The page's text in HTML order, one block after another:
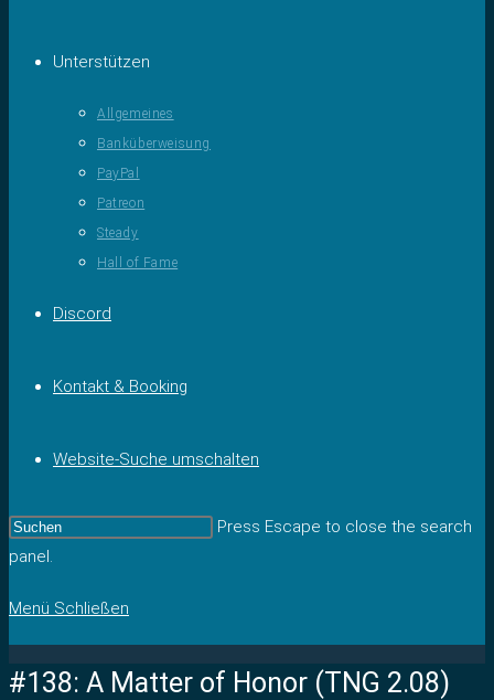
Unterstützen
Allgemeines
Banküberweisung
PayPal
Patreon
Steady
Hall of Fame
Discord
Kontakt & Booking
Website-Suche umschalten
Press Escape to close the search
panel.
Menü Schließen
#138: A Matter of Honor (TNG 2.08)